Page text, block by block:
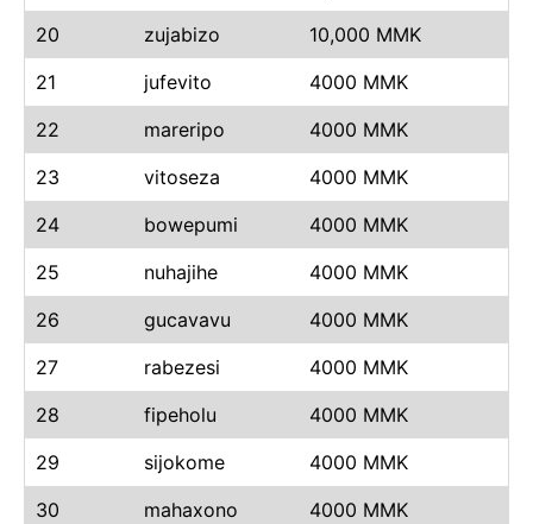
20
zujabizo
10,000 MMK
21
jufevito
4000 MMK
22
mareripo
4000 MMK
23
vitoseza
4000 MMK
24
bowepumi
4000 MMK
25
nuhajihe
4000 MMK
26
gucavavu
4000 MMK
27
rabezesi
4000 MMK
28
fipeholu
4000 MMK
29
sijokome
4000 MMK
30
mahaxono
4000 MMK